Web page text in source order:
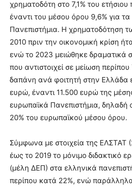
χρηματοδότη στο 7,1% του
έναντι του μέσου όρου 9,6% για
Πανεπιστήμια. Η χρηματοδότηση
2010 πριν την οικονομική κρίση
ενώ το 2023 μειώθηκε δραματικά
που αντιστοιχεί σε μείωση
δαπάνη ανά φοιτητή στην Ελλάδα
ευρώ, έναντι 11.500 ευρώ της
ευρωπαϊκά Πανεπιστήμια, δηλαδή
20% του ευρωπαϊκού μέσου όρου.
Σύμφωνα με στοιχεία της ΕΛΣΤΑΤ
έως το 2019 το μόνιμο διδακτικό
(μέλη ΔΕΠ) στα ελληνικά
περίπου κατά 22%, ενώ